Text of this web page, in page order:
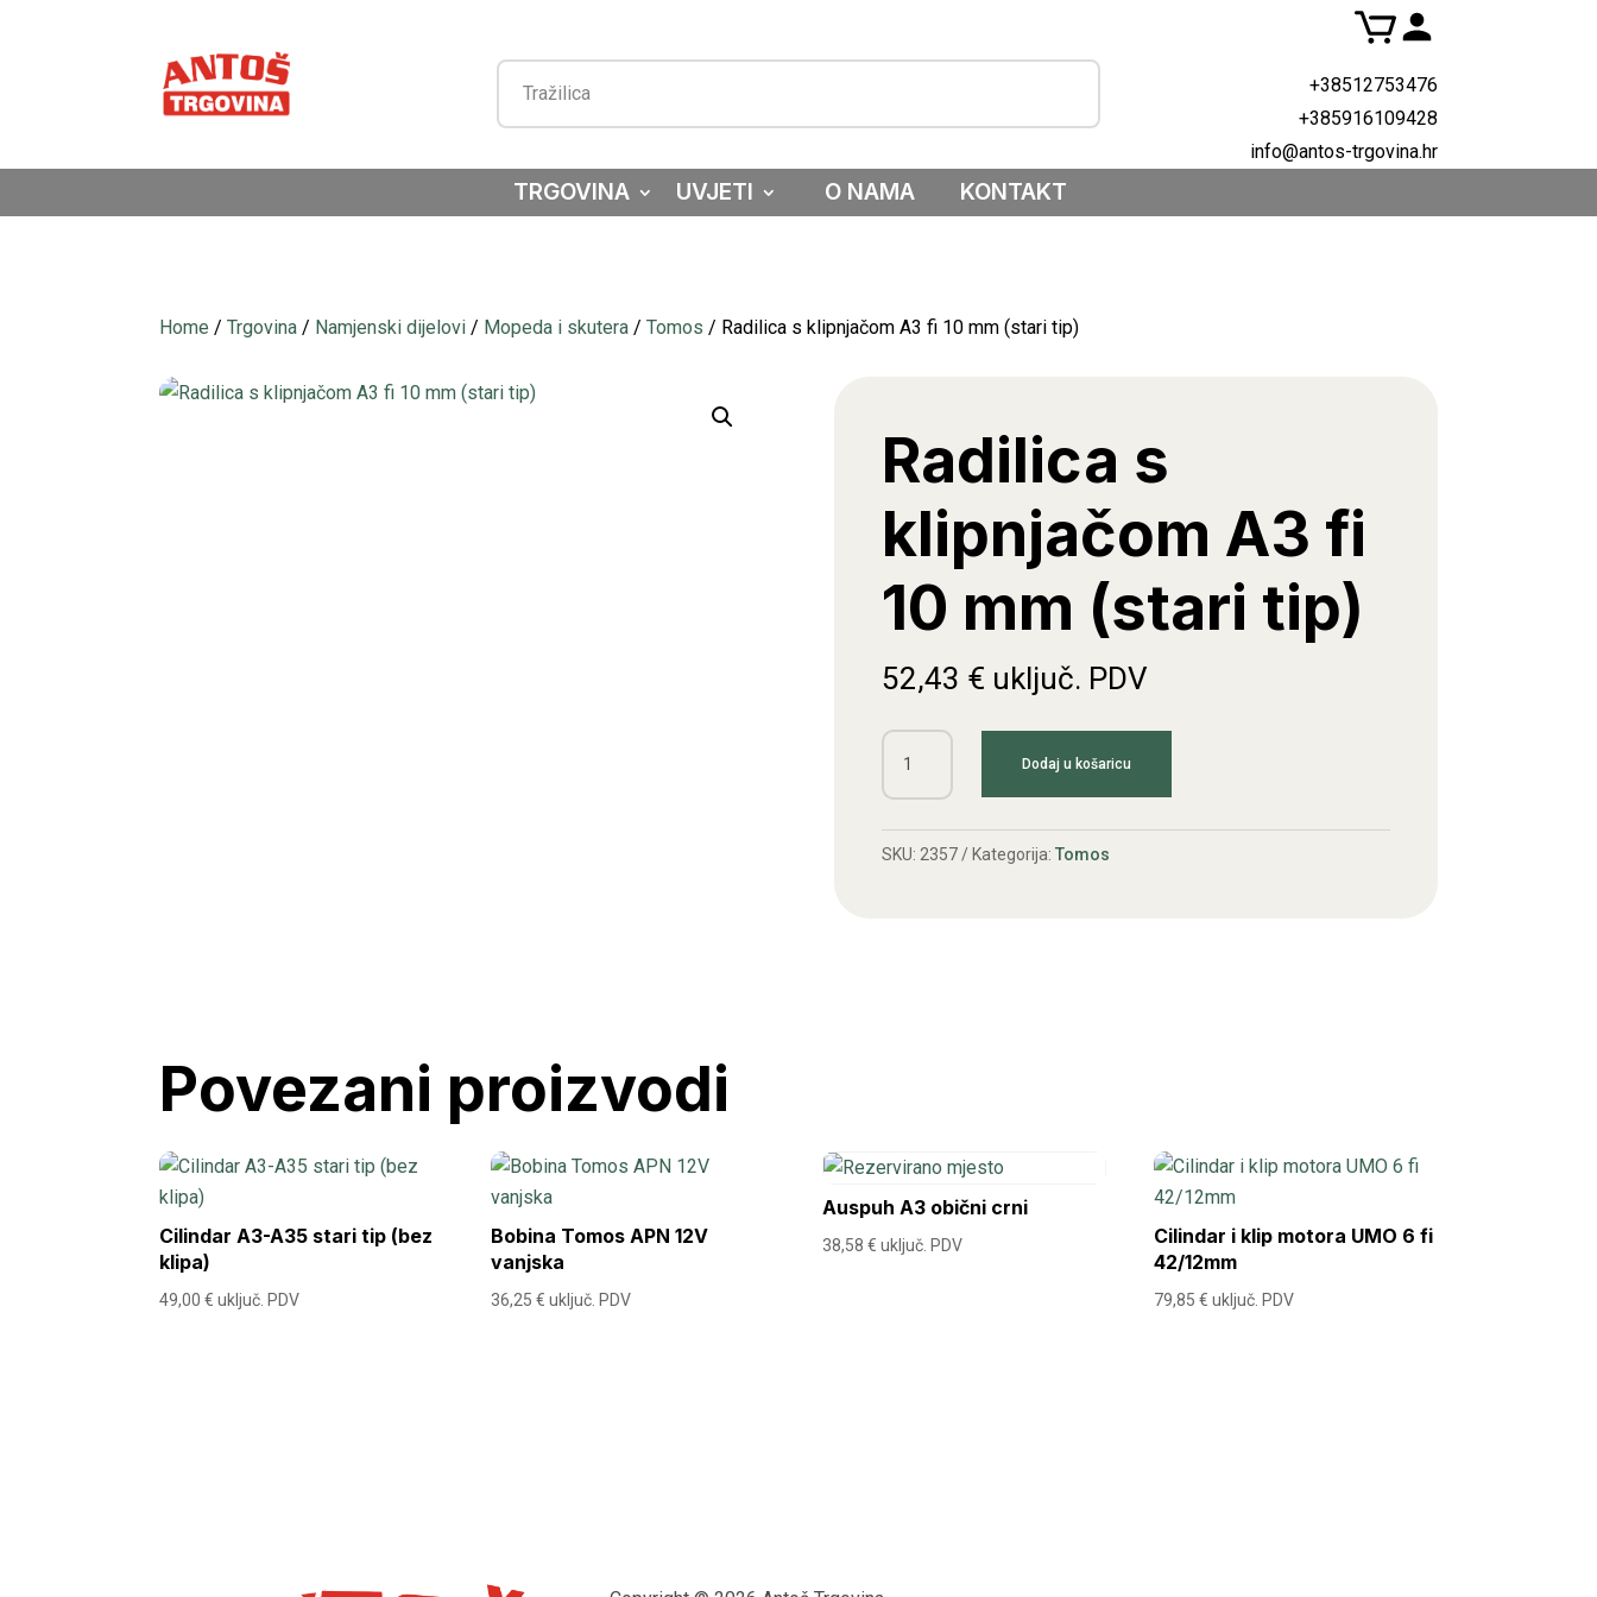
+38512753476
+385916109428
info@antos-trgovina.hr
TRGOVINA UVJETI O NAMA KONTAKT
Home /Trgovina / Namjenski dijelovi / Mopeda i skutera /Tomos / Radilica s klipnjačom A3 fi 10 mm (stari tip)
Radilica s
klipnjačom A3 fi
10 mm (stari tip)
52,43 € uključ. PDV
Radilica
A3
Dodaj u košaricu
SKU: 2357 Kategorija: Tomos
Povezani proizvodi
Cilindar A3-A35 stari tip (bez
klipa)
49,00€ uključ. PDV
Bobina Tomos APN 12V
vanjska
36,25€ uključ. PDV
Auspuh A3 obični crni
38,58€ uključ. PDV
Cilindar i klip motora UMO 6 fi
42/12mm
79,85€ uključ. PDV